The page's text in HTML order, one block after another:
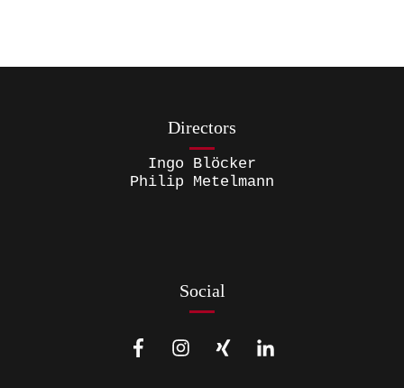
Directors
Ingo Blöcker
Philip Metelmann
Social